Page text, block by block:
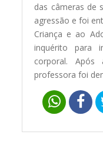
das câmeras de
agressão e foi
Criança e ao
inquérito para
corporal. Após
professora foi